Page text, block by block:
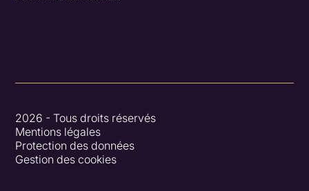
2026 - Tous droits réservés
Mentions légales
Protection des données
Gestion des cookies